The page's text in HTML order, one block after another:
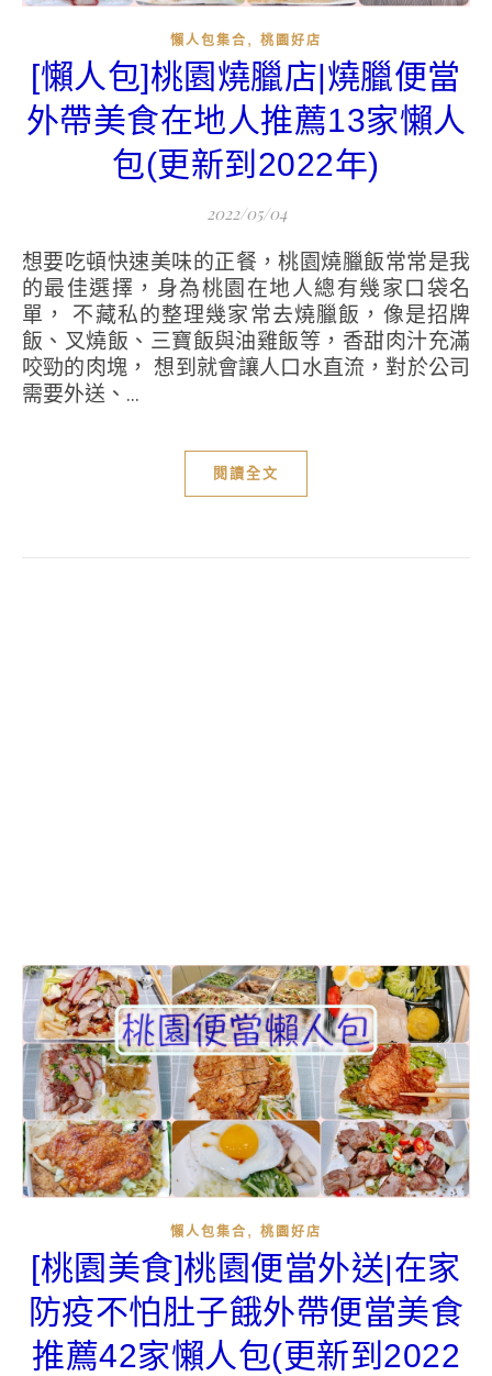
懶人包集合 , 桃園好店
[懶人包]桃園燒臘店|燒臘便當
外帶美食在地人推薦13家懶人
包(更新到2022年)
2022/05/04
想要吃頓快速美味的正餐，桃園燒臘飯常常是我
的最佳選擇，身為桃園在地人總有幾家口袋名
單， 不藏私的整理幾家常去燒臘飯，像是招牌
飯、叉燒飯、三寶飯與油雞飯等，香甜肉汁充滿
咬勁的肉塊， 想到就會讓人口水直流，對於公司
需要外送、...
閱讀全文
懶人包集合 , 桃園好店
[桃園美食]桃園便當外送|在家
防疫不怕肚子餓外帶便當美食
推薦42家懶人包(更新到2022